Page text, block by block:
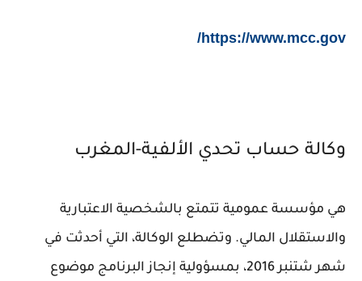
https://www.mcc.gov/
وكالة حساب تحدي الألفية-المغرب
هي مؤسسة عمومية تتمتع بالشخصية الاعتبارية
والاستقلال المالي. وتضطلع الوكالة، التي أحدثت في
شهر شتنبر 2016، بمسؤولية إنجاز البرنامج موضوع